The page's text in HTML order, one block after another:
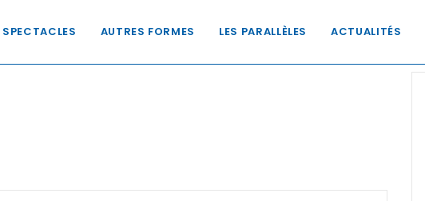
SPECTACLES AUTRES FORMES LES PARALLÈLES ACTUALITÉS